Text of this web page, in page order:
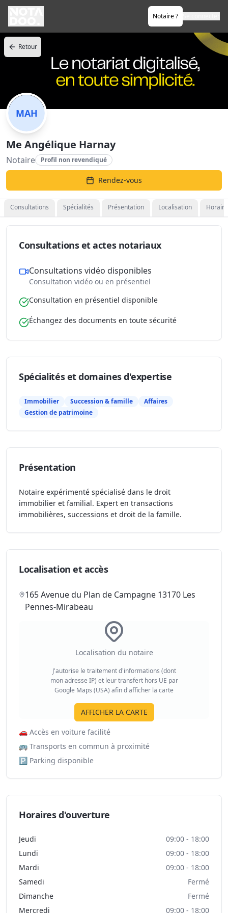
Notaire ?
Retour
MAH
Me Angélique Harnay
Notaire Profil non revendiqué
Rendez-vous
Consultations Spécialités Présentation Localisation
Consultations et actes notariaux
Consultations vidéo disponibles
Consultation vidéo ou en présentiel
Consultation en présentiel disponible
Échangez des documents en toute sécurité
Spécialités et domaines d'expertise
Immobilier Succession & famille
Affaires
Gestion de patrimoine
Présentation
Notaire expérimenté spécialisé dans le droit
immobilier et familial. Expert en transactions
immobilières, successions et droit de la famille.
Localisation et accès
165 Avenue du Plan de Campagne 13170 Les
Pennes-Mirabeau
Localisation du notaire
J'autorise le traitement d'informations (dont
mon adresse IP) et leur transfert hors UE par
Google Maps (USA) afin d'afficher la carte
AFFICHER LA CARTE
🚗 Accès en voiture facilité
🚌 Transports en commun à proximité
🅿️ Parking disponible
Horaires d'ouverture
Jeudi
09:00 - 18:00
Lundi
09:00 - 18:00
Mardi
09:00 - 18:00
Samedi
Fermé
Dimanche
Fermé
Mercredi
09:00 - 18:00